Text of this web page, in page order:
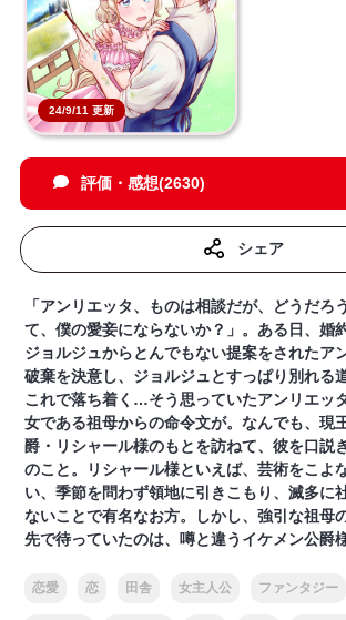
24/9/11 更新
評価・感想(2630)
シェア
「アンリエッタ、ものは相談だが、どうだろ
て、僕の愛妾にならないか？」。ある日、婚
ジョルジュからとんでもない提案をされたア
破棄を決意し、ジョルジュとすっぱり別れる
これで落ち着く…そう思っていたアンリエッ
女である祖母からの命令文が。なんでも、現
爵・リシャール様のもとを訪ねて、彼を口説
のこと。リシャール様といえば、芸術をこよ
い、季節を問わず領地に引きこもり、滅多に
ないことで有名なお方。しかし、強引な祖母
先で待っていたのは、噂と違うイケメン公爵
恋愛 恋 田舎 女主人公 ファンタジー